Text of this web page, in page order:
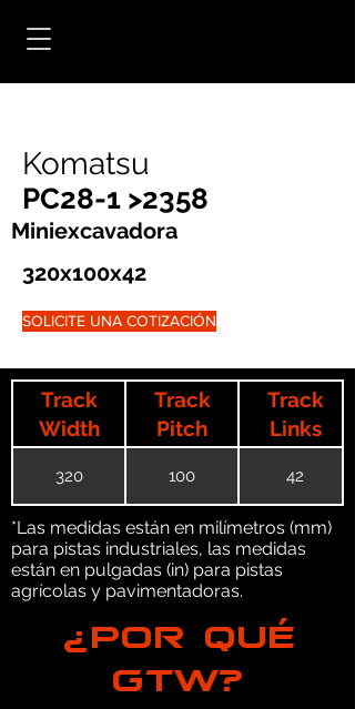
Komatsu
PC28-1 >2358
Miniexcavadora
320x100x42
SOLICITE UNA COTIZACIÓN
Track
Width
Track
Pitch
Track
Links
320 100 42
*Las medidas están en milímetros (mm)
para pistas industriales, las medidas
están en pulgadas (in) para pistas
agrícolas y pavimentadoras.
¿POR QUÉ
GTW?